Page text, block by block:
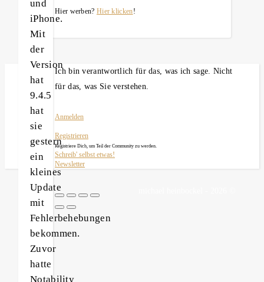
und
iPhone.
Mit
der
Version
hat
9.4.5
hat
sie
gestern
ein
kleines
Update
mit
Fehlerbehebungen
bekommen.
Zuvor
hatte
Notability
Hier werben? Hier klicken!
Ich bin verantwortlich für das, was ich sage. Nicht
für das, was Sie verstehen.
Anmelden
Registrieren
Registriere Dich, um Teil der Community zu werden.
Schreib' selbst etwas!
Newsletter